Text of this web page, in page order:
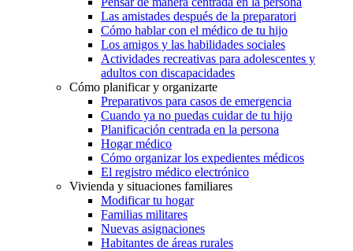
Las amistades después de la preparatori
Cómo hablar con el médico de tu hijo
Los amigos y las habilidades sociales
Actividades recreativas para adolescentes y
adultos con discapacidades
Cómo planificar y organizarte
Preparativos para casos de emergencia
Cuando ya no puedas cuidar de tu hijo
Planificación centrada en la persona
Hogar médico
Cómo organizar los expedientes médicos
El registro médico electrónico
Vivienda y situaciones familiares
Modificar tu hogar
Familias militares
Nuevas asignaciones
Habitantes de áreas rurales